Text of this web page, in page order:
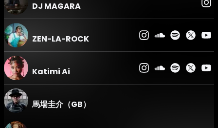
【RING】〈HOUSE / HIP HOP / REGGAE / R&B〉
DJ：TOHRU TAKAHASHI / TOSHIYUKI GOTO / EZ /
MAGARA / ZEN-LA-ROCK / KATIMI AI
【R BAR】〈ALL GENRE〉
DJ：馬場圭介 / 小林節正&安部英知 / SKATE THING / dory
and tajjie / 源馬大輔
【BOX】〈HOUSE〉
-UP BEAT!SOUNDWORKS PRESENTS UP BEAT!EXTRA-
DJ：TOMOYA(R-LOUNGE) / YUMMY / KENTARO
TAKIZAWA / JUN OIKAWA / YAMARIKI / Chika Luna
DJ MAGARA
ZEN-LA-ROCK
Katimi Ai
馬場圭介（GB）